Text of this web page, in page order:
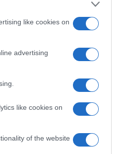
like cookies on
advertising
like cookies on
of the website
I nostri cari
I nostri cari